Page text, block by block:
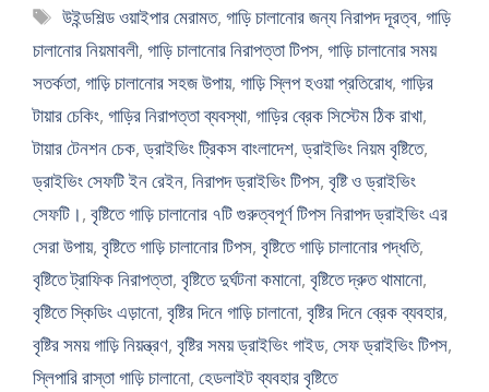
Tags
উইন্ডশিল্ড ওয়াইপার মেরামত,গাড়ি চালানোর জন্য নিরাপদ দূরত্ব,গাড়ি
চালানোর নিয়মাবলী, গাড়ি চালানোর নিরাপত্তা টিপস, গাড়ি চালানোর সময়
সতর্কতা, গাড়ি চালানোর সহজ উপায়, গাড়ি স্লিপ হওয়া প্রতিরোধ, গাড়ির
টায়ার চেকিং, গাড়ির নিরাপত্তা ব্যবস্থা, গাড়ির ব্রেক সিস্টেম ঠিক রাখা,
টায়ার টেনশন চেক,ড্রাইভিং ট্রিকস বাংলাদেশ,ড্রাইভিং নিয়ম বৃষ্টিতে,
ড্রাইভিং সেফটি ইন রেইন, নিরাপদ ড্রাইভিং টিপস, বৃষ্টি ও ড্রাইভিং
সেফটি।, বৃষ্টিতে গাড়ি চালানোর ৭টি গুরুত্বপূর্ণ টিপস নিরাপদ ড্রাইভিং এর
সেরা উপায়, বৃষ্টিতে গাড়ি চালানোর টিপস, বৃষ্টিতে গাড়ি চালানোর পদ্ধতি,
বৃষ্টিতে ট্রাফিক নিরাপত্তা, বৃষ্টিতে দুর্ঘটনা কমানো, বৃষ্টিতে দ্রুত থামানো,
বৃষ্টিতে স্কিডিং এড়ানো, বৃষ্টির দিনে গাড়ি চালানো, বৃষ্টির দিনে ব্রেক ব্যবহার,
বৃষ্টির সময় গাড়ি নিয়ন্ত্রণ, বৃষ্টির সময় ড্রাইভিং গাইড, সেফ ড্রাইভিং টিপস,
স্লিপারি রাস্তা গাড়ি চালানো, হেডলাইট ব্যবহার বৃষ্টিতে